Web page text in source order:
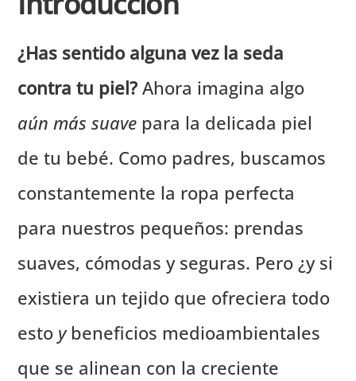
¿Has sentido alguna vez la seda
contra tu piel? Ahora imagina algo
aún más suave para la delicada piel
de tu bebé. Como padres, buscamos
constantemente la ropa perfecta
para nuestros pequeños: prendas
suaves, cómodas y seguras. Pero ¿y si
existiera un tejido que ofreciera todo
esto ybeneficios medioambientales
que se alinean con la creciente